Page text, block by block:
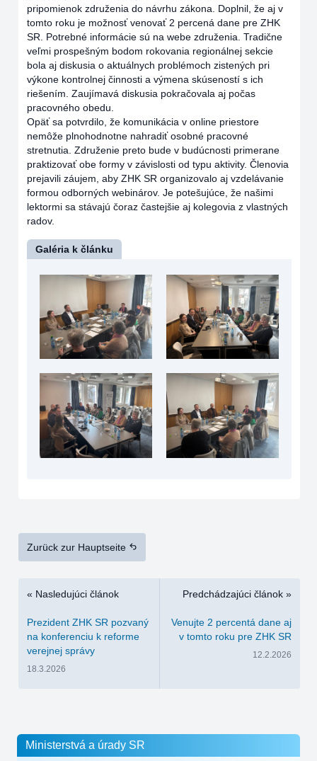
Ministerstvá a úrady SR
pripomienok združenia do návrhu zákona. Doplnil, že aj v
tomto roku je možnosť venovať 2 percená dane pre ZHK
SR. Potrebné informácie sú na webe združenia. Tradične
veľmi prospešným bodom rokovania regionálnej sekcie
bola aj diskusia o aktuálnych problémoch zistených pri
výkone kontrolnej činnosti a výmena skúseností s ich
riešením. Zaujímavá diskusia pokračovala aj počas
pracovného obedu.
Opäť sa potvrdilo, že komunikácia v online priestore
nemôže plnohodnotne nahradiť osobné pracovné
stretnutia. Združenie preto bude v budúcnosti primerane
praktizovať obe formy v závislosti od typu aktivity. Členovia
prejavili záujem, aby ZHK SR organizovalo aj vzdelávanie
formou odborných webinárov. Je potešujúce, že našimi
lektormi sa stávajú čoraz častejšie aj kolegovia z vlastných
radov.
Galéria k článku
Zurück zur Hauptseite
« Nasledujúci článok
Prezident ZHK SR pozvaný
na konferenciu k reforme
verejnej správy
18.3.2026
Predchádzajúci článok »
Venujte 2 percentá dane aj
v tomto roku pre ZHK SR
12.2.2026